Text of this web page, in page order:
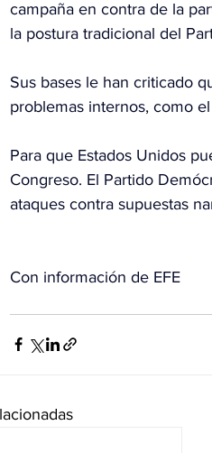
campaña en contra de la
la postura tradicional del
Sus bases le han criticado
problemas internos, como
Para que Estados Unidos
Congreso. El Partido
ataques contra supuestas
Con información de EFE